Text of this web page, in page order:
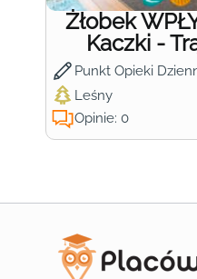
Żłobek
Kaczki -
Punkt Opieki
Leśny
Opinie: 0